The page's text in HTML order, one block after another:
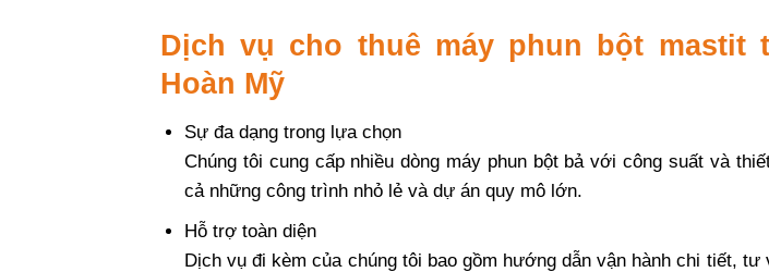
Dịch vụ cho thuê máy phun bột mastit
Hoàn Mỹ
Sự đa dạng trong lựa chọn
Chúng tôi cung cấp nhiều dòng máy phun bột bả với công suất và
cả những công trình nhỏ lẻ và dự án quy mô lớn.
Hỗ trợ toàn diện
Dịch vụ đi kèm của chúng tôi bao gồm hướng dẫn vận hành chi tiết, tư